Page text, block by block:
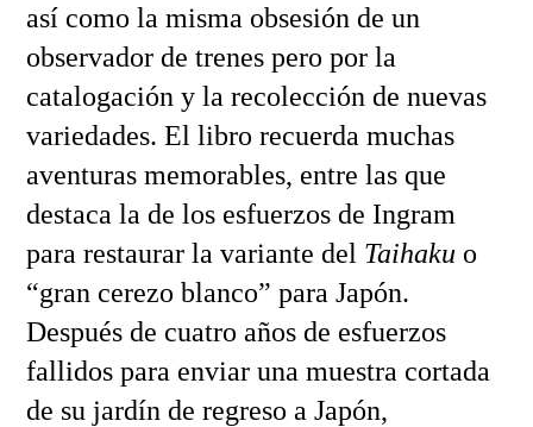
así como la misma obsesión de un
observador de trenes pero por la
catalogación y la recolección de nuevas
variedades. El libro recuerda muchas
aventuras memorables, entre las que
destaca la de los esfuerzos de Ingram
para restaurar la variante del Taihaku o
“gran cerezo blanco” para Japón.
Después de cuatro años de esfuerzos
fallidos para enviar una muestra cortada
de su jardín de regreso a Japón,